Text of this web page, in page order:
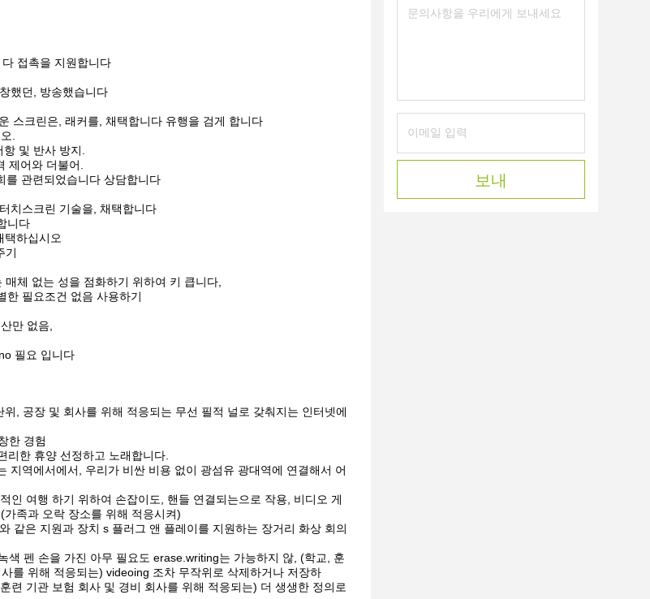
접촉을 지원합니다
했던, 방송했습니다
스크린은, 래커를, 채택합니다 유행을 검게 합니다
.
및 반사 방지.
제어와 더불어.
를 관련되었습니다 상담합니다
치스크린 기술을, 채택합니다
니다
택하십시오
기
체 없는 성을 점화하기 위하여 키 큽니다,
한 필요조건 없음 사용하기
만 없음,
필요 입니다
, 공장 및 회사를 위해 적응되는 무선 필적 널로 갖춰지는 인터넷에
한 경험
리한 휴양 선정하고 노래합니다.
역에서에서, 우리가 비싼 비용 없이 광섬유 광대역에 연결해서 어
인 여행 하기 위하여 손잡이도, 핸들 연결되는으로 작용, 비디오 게
족과 오락 장소를 위해 적응시켜)
같은 지원과 장치 s 플러그 앤 플레이를 지원하는 장거리 화상 회의
펜 손을 가진 아무 필요도 erase.writing는 가능하지 않, (학교, 훈
를 위해 적응되는) videoing 조차 무작위로 삭제하거나 저장하
련 기관 보험 회사 및 경비 회사를 위해 적응되는) 더 생생한 정의로
보내